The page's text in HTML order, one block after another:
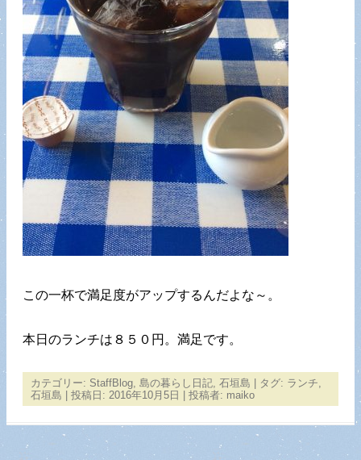
この一杯で満足度がアップするんだよな～。
本日のランチは８５０円。満足です。
カテゴリー: StaffBlog, 島の暮らし日記, 石垣島 | タグ: ランチ,
石垣島 | 投稿日: 2016年10月5日 投稿者: maiko